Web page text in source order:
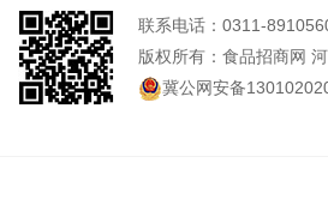
联系电话：0311-
版权所有：食品招商网
冀公网安备